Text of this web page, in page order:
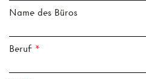
Name des Büros
Beruf